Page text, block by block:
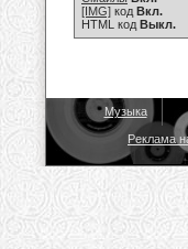
[IMG] код Вкл.
HTML код Выкл.
Музыка
Реклама